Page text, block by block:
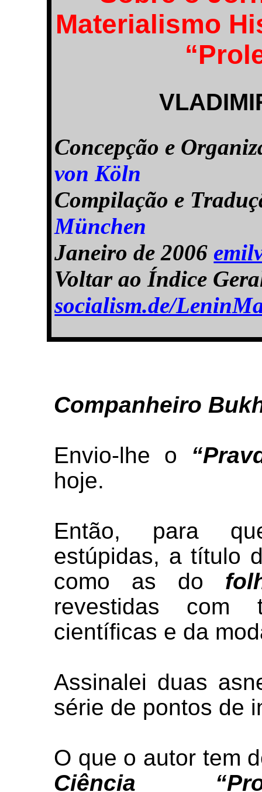
Materialismo
Concepção e
von Köln
Compilação e
München
Janeiro de 2006
Voltar ao Índice
socialism.de/
Companheiro
Envio-lhe o
hoje.
Então, para
estúpidas, a título
como as do
revestidas com
científicas e da
Assinalei duas
série de pontos de
O que o autor tem
Ciência